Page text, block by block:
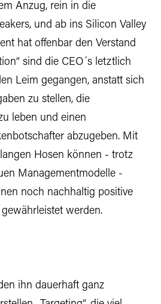
Anzug, rein in die
und ab ins Silicon Valley
hat offenbar den Verstand
sind die CEO´s letztlich
Leim gegangen, anstatt sich
zu stellen, die
leben und einen
abzugeben. Mit
Hosen können - trotz
Managementmodelle -
noch nachhaltig positive
werden.
ihn dauerhaft ganz